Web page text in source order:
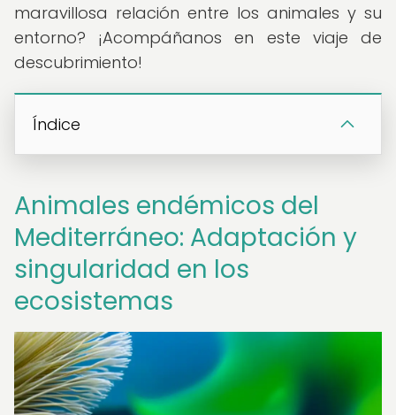
maravillosa relación entre los animales y su
entorno? ¡Acompáñanos en este viaje de
descubrimiento!
Índice
Animales endémicos del
Mediterráneo: Adaptación y
singularidad en los
ecosistemas